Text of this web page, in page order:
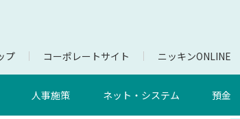
プ コーポレートサイト ニッキンONLINE
人事施策 ネット・システム 預金